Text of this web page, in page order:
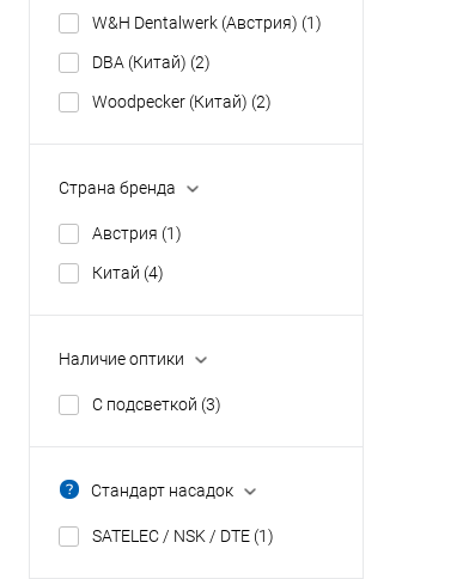
W&H Dentalwerk (Австрия) (1)
DBA (Китай) (2)
Woodpecker (Китай) (2)
Страна бренда
Австрия (1)
Китай (4)
Наличие оптики
С подсветкой (3)
Стандарт насадок
SATELEC / NSK / DTE (1)